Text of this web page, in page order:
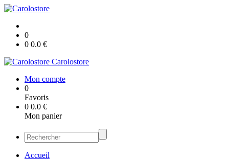
0
0 0.0 €
Carolostore
Mon compte
0
Favoris
0 0.0 €
Mon panier
Accueil